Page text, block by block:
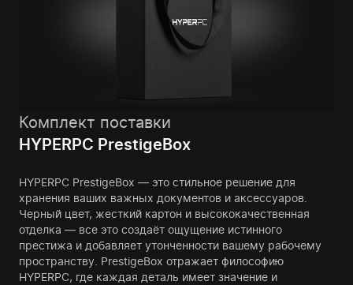
Комплект поставки
HYPERPC PrestigeBox
HYPERPC PrestigeBox — это стильное решение для
хранения ваших важных документов и аксессуаров.
Черный цвет, жесткий картон и высококачественная
отделка — все это создаёт ощущение истинного
престижа и добавляет утонченности вашему рабочему
пространству. PrestigeBox отражает философию
HYPERPC, где каждая деталь имеет значение и